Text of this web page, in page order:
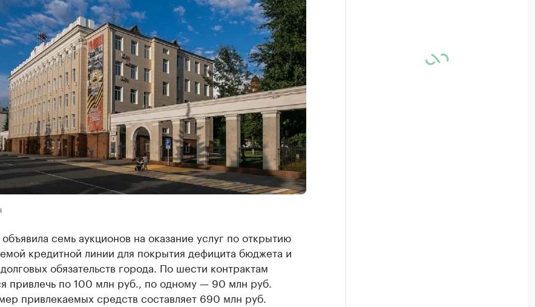
семь аукционов на оказание услуг по открытию
кредитной линии для покрытия дефицита бюджета и
обязательств города. По шести контрактам
привлечь по 100 млн руб., по одному — 90 млн руб.
привлекаемых средств составляет 690 млн руб.